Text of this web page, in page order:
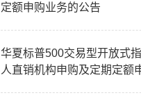
定额申购业务的公告
华夏标普500交易型开放式
人直销机构申购及定期定额